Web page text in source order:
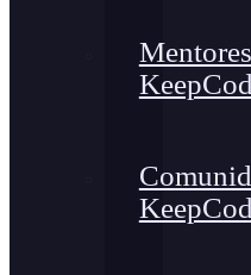
Mentores